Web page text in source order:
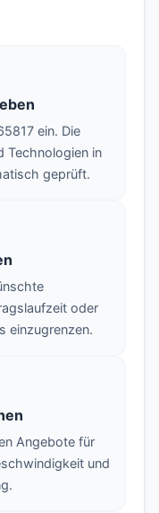
ein. Die
Technologien in
geprüft.
oder
einzugrenzen.
Angebote für
und